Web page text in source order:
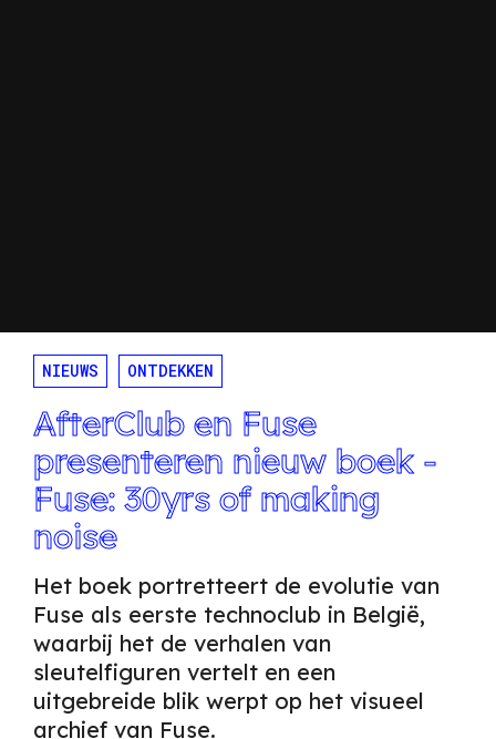
NIEUWS ONTDEKKEN
AfterClub en Fuse
presenteren nieuw boek -
Fuse: 30yrs of making
noise
Het boek portretteert de evolutie van
Fuse als eerste technoclub in België,
waarbij het de verhalen van
sleutelfiguren vertelt en een
uitgebreide blik werpt op het visueel
archief van Fuse.